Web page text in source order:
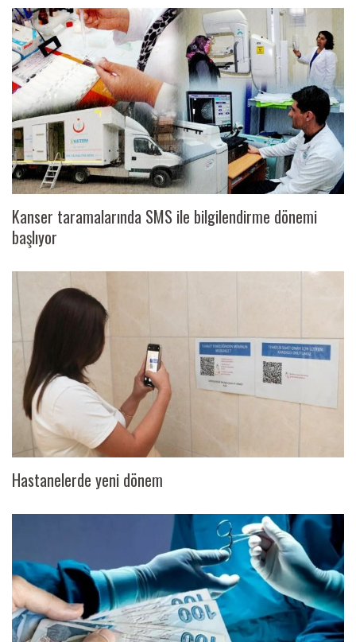
Kanser taramalarında SMS ile bilgilendirme dönemi
başlıyor
Hastanelerde yeni dönem